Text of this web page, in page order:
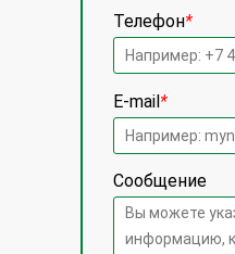
Телефон*
E-mail*
Сообщение